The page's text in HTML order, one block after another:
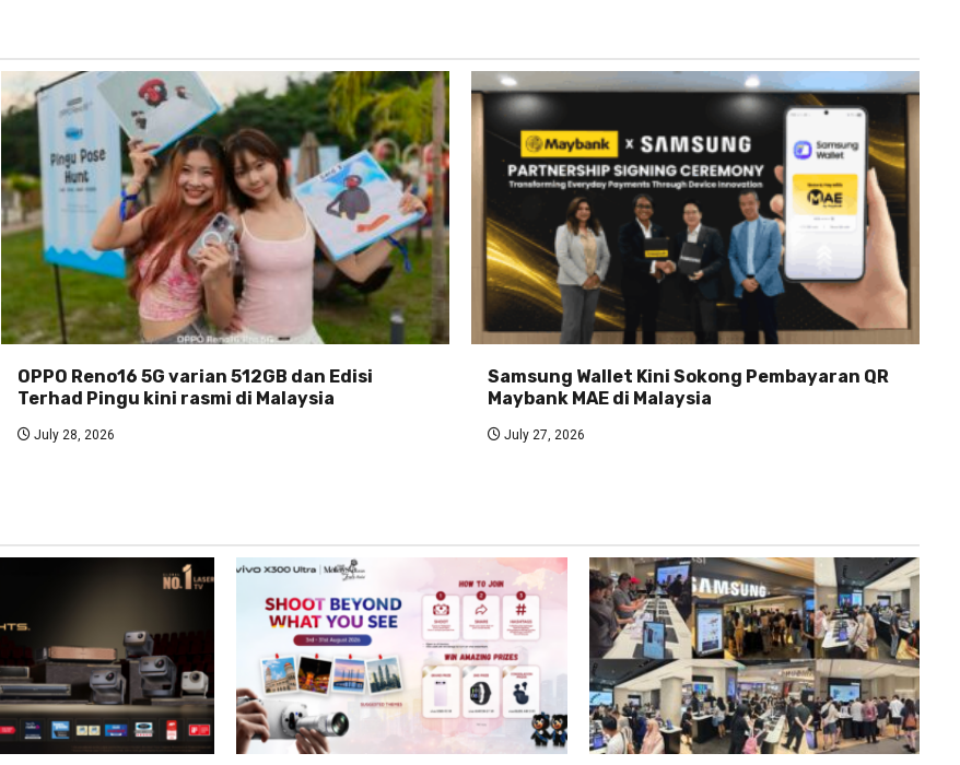
OPPO Reno16 5G varian 512GB dan Edisi
Terhad Pingu kini rasmi di Malaysia
July 28, 2026
Samsung Wallet Kini Sokong Pembayaran QR
Maybank MAE di Malaysia
July 27, 2026